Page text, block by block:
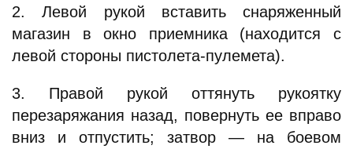
2. Левой рукой вставить снаряженный
магазин в окно приемника (находится с
левой стороны пистолета-пулемета).
3. Правой рукой оттянуть рукоятку
перезаряжания назад, повернуть ее вправо
вниз и отпустить; затвор — на боевом